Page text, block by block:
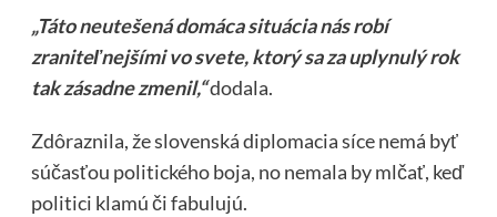
„Táto neutešená domáca situácia nás robí
zraniteľnejšími vo svete, ktorý sa za uplynulý rok
tak zásadne zmenil,“dodala.
Zdôraznila, že slovenská diplomacia síce nemá byť
súčasťou politického boja, no nemala by mlčať, keď
politici klamú či fabulujú.